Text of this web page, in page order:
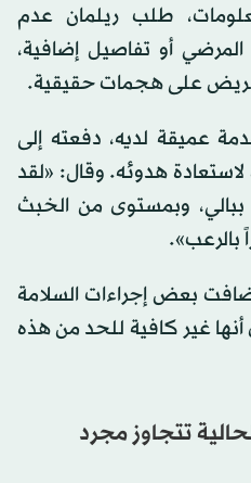
طلب ريلمان عدم
أو تفاصيل إضافية،
على هجمات حقيقية.
عميقة لديه، دفعته إلى
هدوئه. وقال: «لقد
وبمستوى من الخبث
بالرعب».
بعض إجراءات السلامة
أنها غير كافية للحد من هذه
تتجاوز مجرد